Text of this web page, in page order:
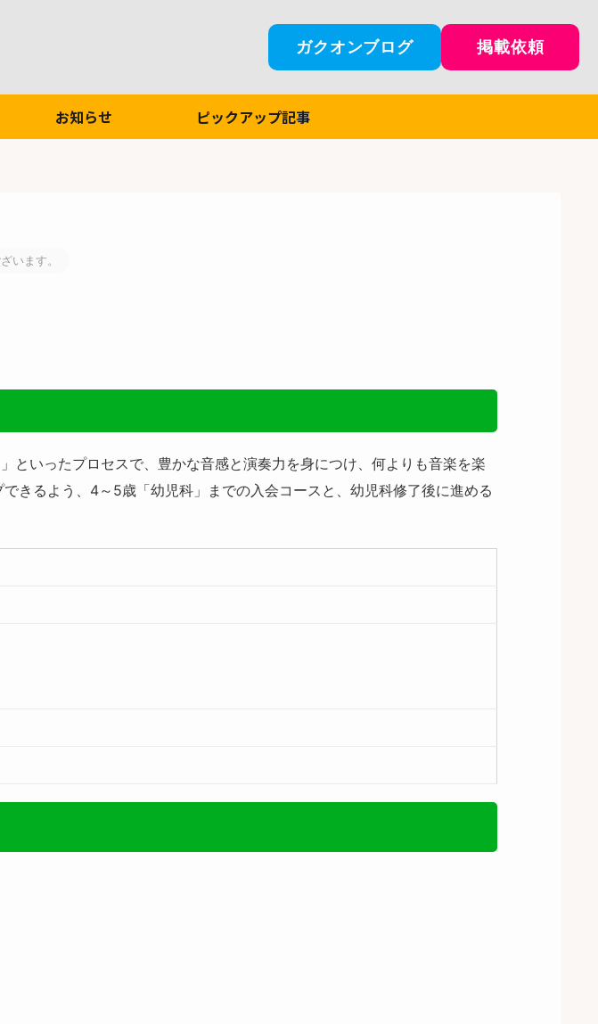
ガクオンブログ 掲載依頼
お知らせ ピックアップ記事
います。
いったプロセスで、豊かな音感と演奏力を身につけ、何よりも音楽を楽
きるよう、4～5歳「幼児科」までの入会コースと、幼児科修了後に進める